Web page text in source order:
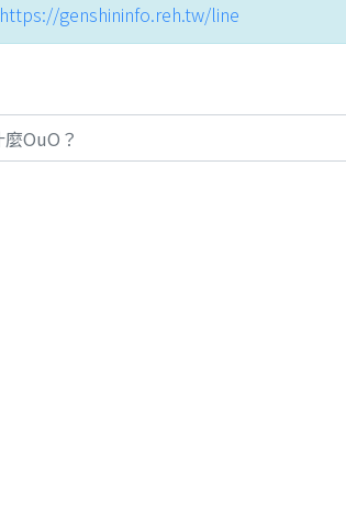
https://genshininfo.reh.tw/line